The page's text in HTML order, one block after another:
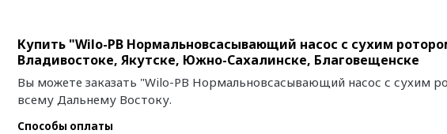
Купить "Wilo-PB Нормальновсасывающий насос с сухим
Владивостоке, Якутске, Южно-Сахалинске, Благовещенске
Вы можете заказать "Wilo-PB Нормальновсасывающий насос с сухим
всему Дальнему Востоку.
Способы оплаты